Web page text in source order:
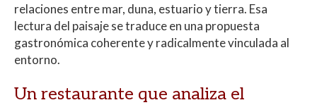
relaciones entre mar, duna, estuario y tierra. Esa
lectura del paisaje se traduce en una propuesta
gastronómica coherente y radicalmente vinculada al
entorno.
Un restaurante que analiza el